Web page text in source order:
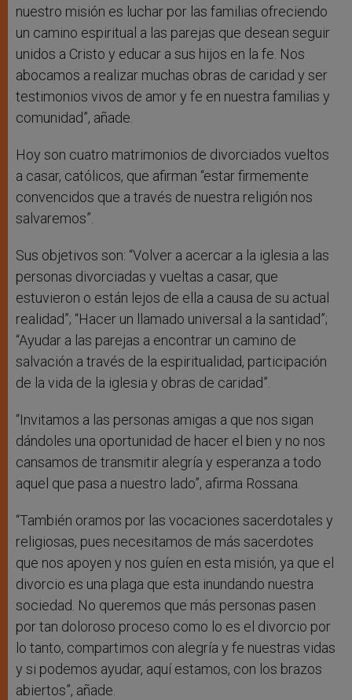
nuestro misión es luchar por las familias ofreciendo
un camino espiritual a las parejas que desean seguir
unidos a Cristo y educar a sus hijos en la fe. Nos
abocamos a realizar muchas obras de caridad y ser
testimonios vivos de amor y fe en nuestra familias y
comunidad”, añade.
Hoy son cuatro matrimonios de divorciados vueltos
a casar, católicos, que afirman “estar firmemente
convencidos que a través de nuestra religión nos
salvaremos”.
Sus objetivos son: “Volver a acercar a la iglesia a las
personas divorciadas y vueltas a casar, que
estuvieron o están lejos de ella a causa de su actual
realidad”; “Hacer un llamado universal a la santidad”;
“Ayudar a las parejas a encontrar un camino de
salvación a través de la espiritualidad, participación
de la vida de la iglesia y obras de caridad”.
“Invitamos a las personas amigas a que nos sigan
dándoles una oportunidad de hacer el bien y no nos
cansamos de transmitir alegría y esperanza a todo
aquel que pasa a nuestro lado”, afirma Rossana.
“También oramos por las vocaciones sacerdotales y
religiosas, pues necesitamos de más sacerdotes
que nos apoyen y nos guíen en esta misión, ya que el
divorcio es una plaga que esta inundando nuestra
sociedad. No queremos que más personas pasen
por tan doloroso proceso como lo es el divorcio por
lo tanto, compartimos con alegría y fe nuestras vidas
y si podemos ayudar, aquí estamos, con los brazos
abiertos”, añade.